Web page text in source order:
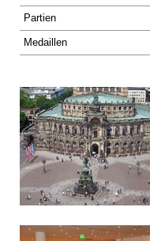
Partien
Medaillen